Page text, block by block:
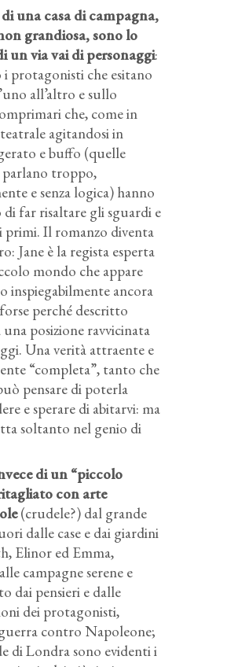
una casa di campagna,
grandiosa, sono lo
un via vai di personaggi:
protagonisti che esitano
all’altro e sullo
che, come in
agitandosi in
e buffo (quelle
parlano troppo,
e senza logica) hanno
far risaltare gli sguardi e
primi. Il romanzo diventa
Jane è la regista esperta
mondo che appare
inspiegabilmente ancora
perché descritto
una posizione ravvicinata
Una verità attraente e
“completa”, tanto che
pensare di poterla
e sperare di abitarvi: ma
soltanto nel genio di
di un “piccolo
con arte
(crudele?) dal grande
dalle case e dai giardini
Elinor ed Emma,
campagne serene e
dai pensieri e dalle
dei protagonisti,
contro Napoleone;
di Londra sono evidenti i